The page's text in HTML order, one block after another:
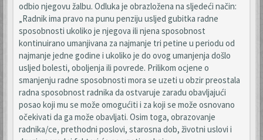
odbio njegovu žalbu. Odluka je obrazložena na sljedeći način:
„Radnik ima pravo na punu penziju usljed gubitka radne
sposobnosti ukoliko je njegova ili njena sposobnost
kontinuirano umanjivana za najmanje tri petine u periodu od
najmanje jedne godine i ukoliko je do ovog umanjenja došlo
usljed bolesti, oboljenja ili povrede. Prilikom ocjene o
smanjenju radne sposobnosti mora se uzeti u obzir preostala
radna sposobnost radnika da ostvaruje zaradu obavljajući
posao koji mu se može omogućiti i za koji se može osnovano
očekivati da ga može obavljati. Osim toga, obrazovanje
radnika/ce, prethodni poslovi, starosna dob, životni uslovi i